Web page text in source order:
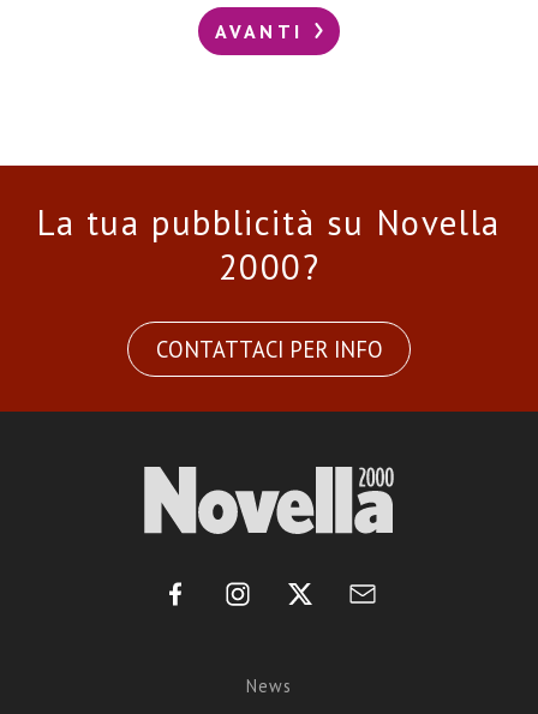
AVANTI
La tua pubblicità su Novella
2000?
CONTATTACI PER INFO
News